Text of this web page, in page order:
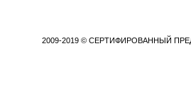
2009-2019 © СЕРТИФИРОВАННЫЙ